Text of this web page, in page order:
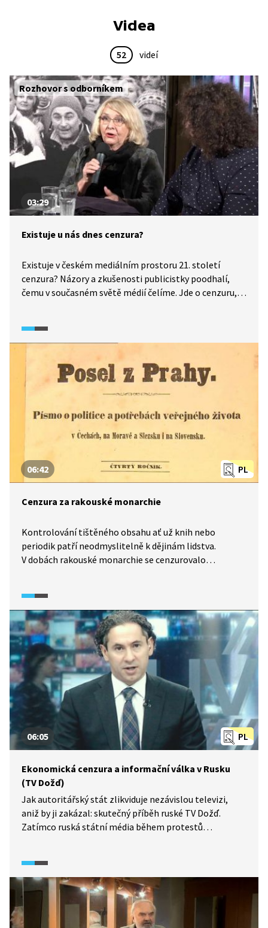
Videa
52 videí
Rozhovor s odborníkem
03:29
Existuje u nás dnes cenzura?
Existuje v českém mediálním prostoru 21. století
cenzura? Názory a zkušenosti publicistky poodhalí,
čemu v současném světě médií čelíme. Jde o cenzuru,
PL
06:42
Cenzura za rakouské monarchie
Kontrolování tištěného obsahu ať už knih nebo
periodik patří neodmyslitelně k dějinám lidstva.
V dobách rakouské monarchie se cenzurovalo
a čtenář i díky bílým místům v tisku snadno poznal, že
něco chybí. To je významný rozdíl v porovnání
s cenzurou v dobách socialismu, kdy se režim veškeré
zásahy snažil utajit. Jak vypadal boj nakladatele
s cenzurou, si můžeme ukázat na příkladu novináře
Františka Šimáčka, který vystupoval také
pod pseudonymem Vojtěch Bělák.
PL
06:05
Ekonomická cenzura a informační válka v Rusku
(TV Dožď)
Jak autoritářský stát zlikviduje nezávislou televizi,
aniž by ji zakázal: skutečný příběh ruské TV Dožď.
Zatímco ruská státní média během protestů
Dožď nabízela přímý a mnohostranný pohled z místa.
V autoritářském systému však odlišný narativ znamená
problém. Záminkou k likvidaci stanice se stala
historická anketa o blokádě Leningradu, kterou úřady
označily za urážlivou. Následovala blesková